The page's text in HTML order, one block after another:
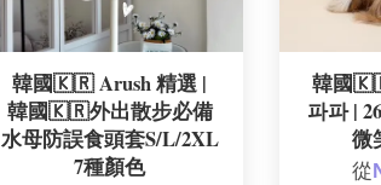
韓國🇰🇷 Arush 精選 |
韓國🇰🇷外出散步必備
水母防誤食頭套S/L/2XL
7種顏色
韓國
파파 |
微
從